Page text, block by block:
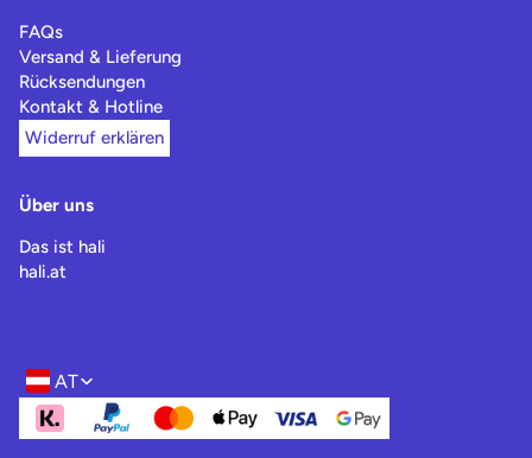
FAQs
Versand & Lieferung
Rücksendungen
Kontakt & Hotline
Widerruf erklären
Über uns
Das ist hali
hali.at
Region- und Sprachwahl
AT